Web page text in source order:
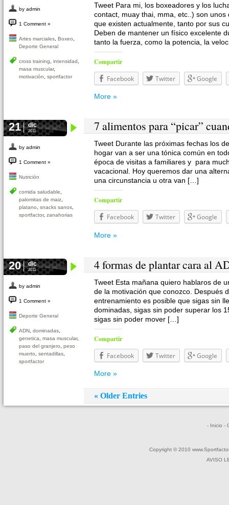
by admin
1 Comment »
Artes marciales Boxeo
Deporte General
cross training intensidad
masa muscular,
motivación
sportfactor
Tweet Para mi, los boxeadores y los
contact, muay thai, mma, etc..) son
que existen actualmente, tanto por sus
Deben de mantener un físico excelente
tanto la fuerza, como la potencia, la
Compartir
Facebook
Twitter Google
More »
21 dic
2011
by admin
1 Comment »
Nutrición
comida saludable,
palomitas de maiz,
platano, snacks sanos,
sportfactor, zanahorias
7 alimentos para “picar”
Tweet Durante las próximas fechas los
hogar van a ser una tónica común en
época de visitas a familiares y para
vacacional. Hoy queremos dar una
una circunstancia u otra van […]
Compartir
Facebook
Twitter Google
More »
20 dic
2011
by admin
1 Comment »
Deporte General
ADN dominadas
genetica
masa muscular,
paso del granjero
peso
muerto
sentadillas
sportfactor
4 formas de plantar cara al
Tweet Esta mañana quiero hablaros de
de la motivación que conozco. Después
entrenamiento es posible que sigas sin
dominadas, sigas sin poder superar los
sigas sin poder mover […]
Compartir
Facebook
Twitter Google
More »
« Older Entries
- Inicio -
Copyright © 2010
AVISO